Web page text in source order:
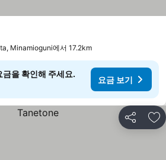
Minamioguni에서 17.2km
을 확인해 주세요.
요금 보기
공유 즐